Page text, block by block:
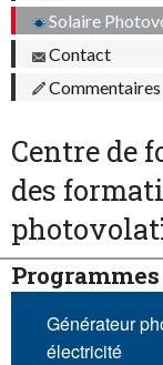
Solaire
Contact
Commentaires
Centre de
des
Générateur
électricité